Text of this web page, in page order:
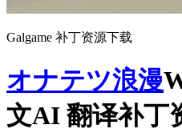
Galgame 补丁资源下载
オナテツ浪漫
文AI 翻译补丁